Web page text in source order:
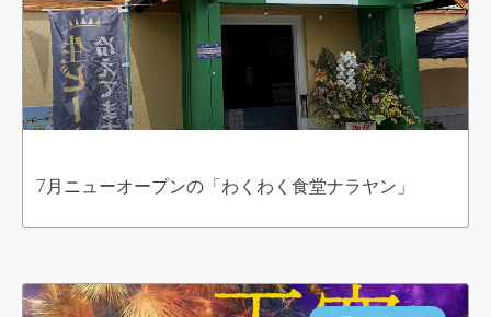
7月ニューオープンの「わくわく食堂ナラヤン」